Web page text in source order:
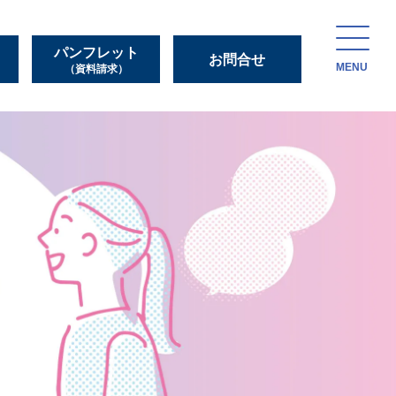
パンフレット
（資料請求）
お問合せ
MENU